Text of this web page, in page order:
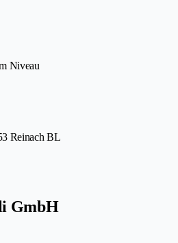
Niveau
Reinach BL
GmbH